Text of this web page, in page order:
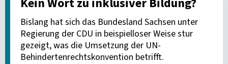
Bislang hat sich das Bundesland Sachsen unter
Regierung der CDU in beispielloser Weise stur
gezeigt, was die Umsetzung der UN-
Behindertenrechtskonvention betrifft.